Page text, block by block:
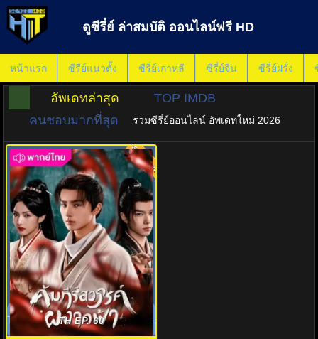
ดูซีรี่ย์ ล่าสมบัติ ออนไลน์ฟรี HD
หน้าแรก ซีรีย์แนวตั้ง ซีรี่ย์เกาหลี ซีรี่ย์จีน ซีรี่ย์ฝรั่ง
อัพเดทล่าสุด
TOP IMDB
คนชอบมากที่สุด
รวมซีรี่ย์ออนไลน์ อัพเดทใหม่ 2026
คัมภีร์สวรรค์ผงาดฟ้า (2025)
Treasure At Dawn พากย์ไทย EP1-
30
8.0 พากย์ไทย
TH EP. 60